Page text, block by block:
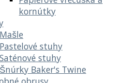
kornútky
Mašle
Pastelové stuhy
Saténové stuhy
Šnúrky Baker's Twine